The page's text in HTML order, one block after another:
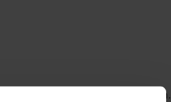
die MwSt. an der Kasse variieren.